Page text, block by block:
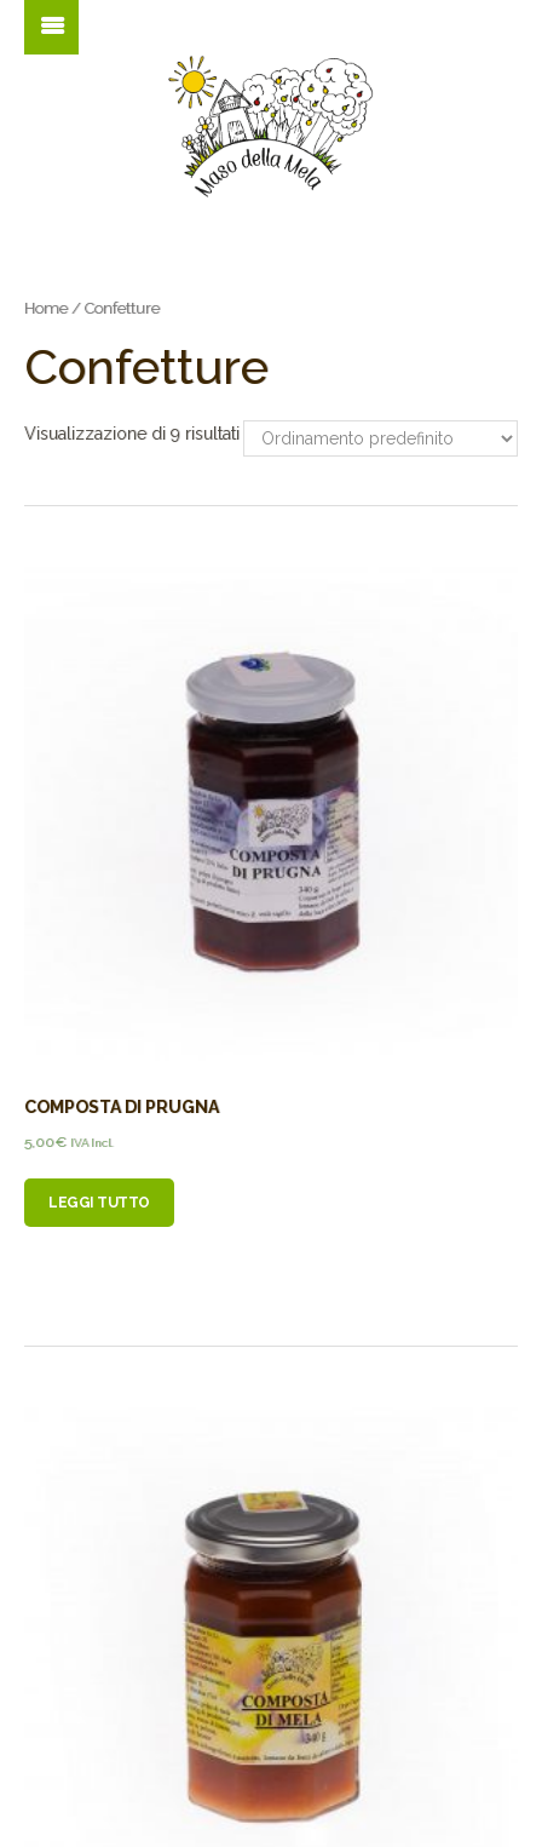
Home/ Confetture
Confetture
Visualizzazione di 9 risultati
COMPOSTA DI PRUGNA
5,00€ IVA Incl.
LEGGI TUTTO